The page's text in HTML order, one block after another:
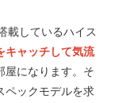
載しているハイス
キャッチして気流
屋になります。そ
ペックモデルを求